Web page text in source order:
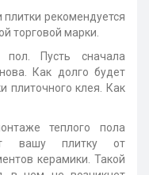
рекомендуется
торговой марки.
Пусть сначала
Как долго будет
плиточного клея. Как
теплого пола
вашу плитку от
керамики. Такой